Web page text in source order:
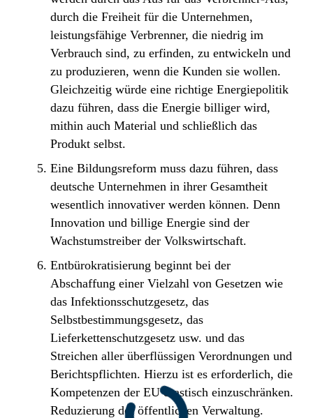
durch die Freiheit für die Unternehmen,
leistungsfähige Verbrenner, die niedrig im
Verbrauch sind, zu erfinden, zu entwickeln und
zu produzieren, wenn die Kunden sie wollen.
Gleichzeitig würde eine richtige Energiepolitik
dazu führen, dass die Energie billiger wird,
mithin auch Material und schließlich das
Produkt selbst.
Eine Bildungsreform muss dazu führen, dass
deutsche Unternehmen in ihrer Gesamtheit
wesentlich innovativer werden können. Denn
Innovation und billige Energie sind der
Wachstumstreiber der Volkswirtschaft.
Entbürokratisierung beginnt bei der
Abschaffung einer Vielzahl von Gesetzen wie
das Infektionsschutzgesetz, das
Selbstbestimmungsgesetz, das
Lieferkettenschutzgesetz usw. und das
Streichen aller überflüssigen Verordnungen und
Berichtspflichten. Hierzu ist es erforderlich, die
Kompetenzen der EU drastisch einzuschränken.
Reduzierung der öffentlichen Verwaltung.